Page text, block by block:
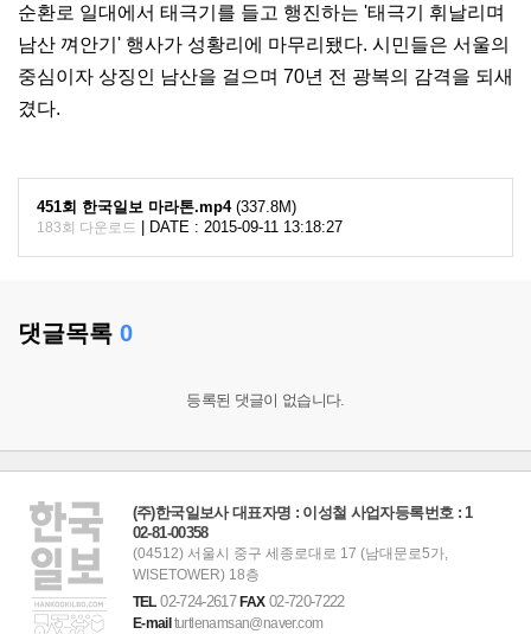
순환로 일대에서 태극기를 들고 행진하는 '태극기 휘날리며
남산 껴안기' 행사가 성황리에 마무리됐다. 시민들은 서울의
중심이자 상징인 남산을 걸으며 70년 전 광복의 감격을 되새
겼다.
451회 한국일보 마라톤.mp4(337.8M)
183회 다운로드 DATE : 2015-09-11 13:18:27
댓글목록 0
등록된 댓글이 없습니다.
(주)한국일보사 대표자명 : 이성철 사업자등록번호 : 1
02-81-00358
(04512) 서울시 중구 세종로대로 17 (남대문로5가,
WISETOWER) 18층
TEL02-724-2617FAX02-720-7222
E-mail turtlenamsan@naver.com